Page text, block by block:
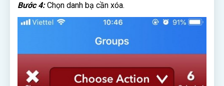
Bước 4:Chọn danh bạ cần xóa.